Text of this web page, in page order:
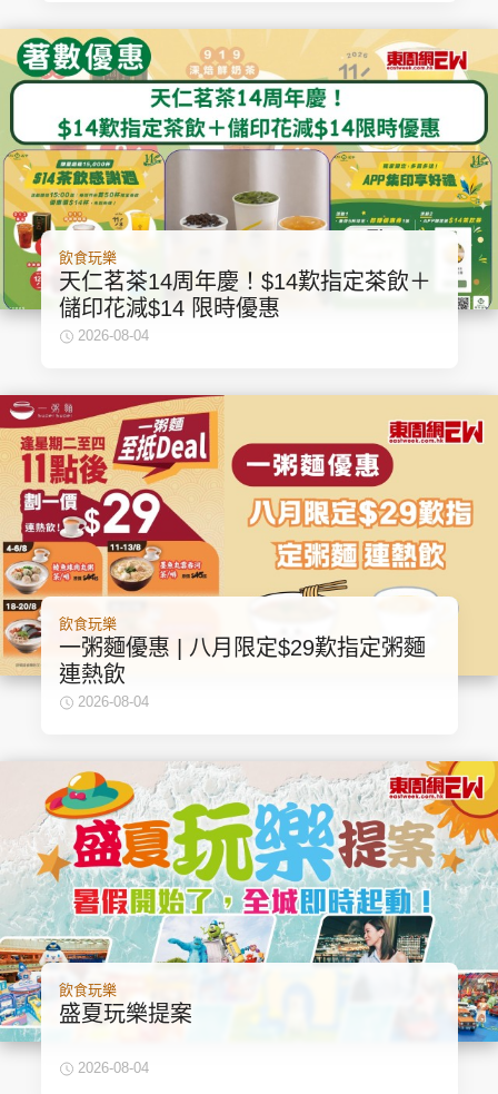
飲食玩樂
天仁茗茶14周年慶！$14歎指定茶飲＋
儲印花減$14 限時優惠
2026-08-04
飲食玩樂
一粥麵優惠 | 八月限定$29歎指定粥麵
連熱飲
2026-08-04
飲食玩樂
盛夏玩樂提案
2026-08-04